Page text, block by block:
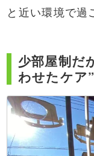
と近い環境で過
少部屋制だ
わせたケア”